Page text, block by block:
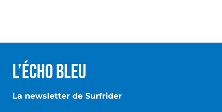
L’écho Bleu
La newsletter de Surfrider